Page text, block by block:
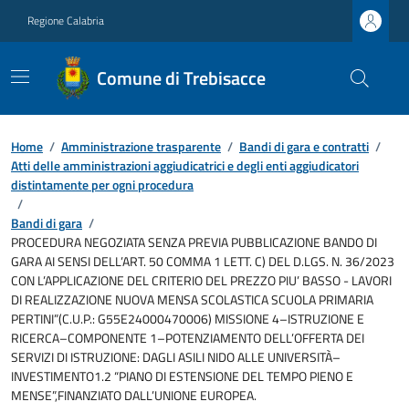
Regione Calabria
Comune di Trebisacce
Home / Amministrazione trasparente / Bandi di gara e contratti /
Atti delle amministrazioni aggiudicatrici e degli enti aggiudicatori
distintamente per ogni procedura
/
Bandi di gara /
PROCEDURA NEGOZIATA SENZA PREVIA PUBBLICAZIONE BANDO DI
GARA AI SENSI DELL’ART. 50 COMMA 1 LETT. C) DEL D.LGS. N. 36/2023
CON L’APPLICAZIONE DEL CRITERIO DEL PREZZO PIU’ BASSO - LAVORI
DI REALIZZAZIONE NUOVA MENSA SCOLASTICA SCUOLA PRIMARIA
PERTINI”(C.U.P.: G55E24000470006) MISSIONE 4–ISTRUZIONE E
RICERCA–COMPONENTE 1–POTENZIAMENTO DELL’OFFERTA DEI
SERVIZI DI ISTRUZIONE: DAGLI ASILI NIDO ALLE UNIVERSITÀ–
INVESTIMENTO1.2 “PIANO DI ESTENSIONE DEL TEMPO PIENO E
MENSE”,FINANZIATO DALL’UNIONE EUROPEA.